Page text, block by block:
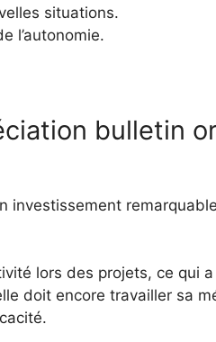
situations.
l’autonomie.
bulletin
investissement
lors des projets, ce qui
doit encore travailler sa